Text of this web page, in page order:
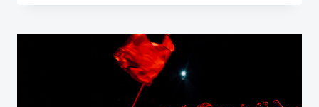
НАЈМОЋНИЈИ
НА
СВЕТУ!?
НА